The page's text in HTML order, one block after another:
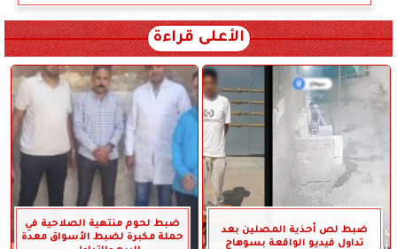
الأعلى قراءة
ضبط لص أحذية المصلين بعد
تداول فيديو الواقعة بسوهاج
ضبط لحوم منتهية الصلاحية في
حملة مكبرة لضبط الأسواق معدة